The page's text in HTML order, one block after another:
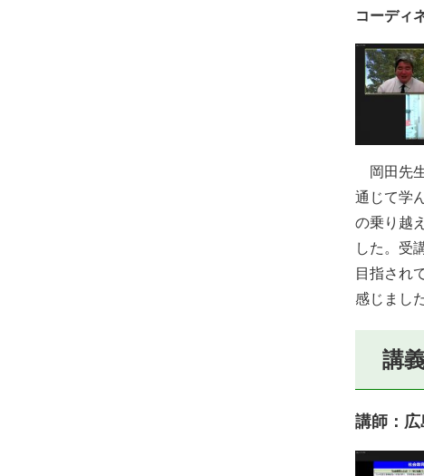
コーディ
岡田先
通じて学
の乗り越
した。受
目指され
感じまし
講
講師：